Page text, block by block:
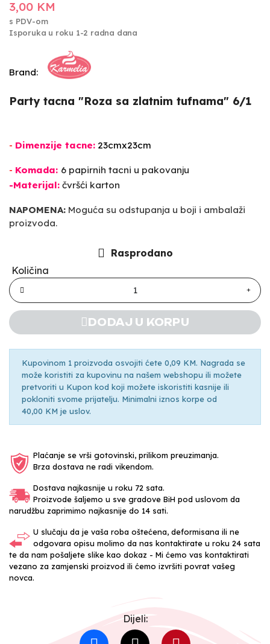
3,00 KM
s PDV-om
Isporuka u roku 1-2 radna dana
Brand:
Party tacna "Roza sa zlatnim tufnama" 6/1
- Dimenzije tacne: 23cmx23cm
- Komada: 6 papirnih tacni u pakovanju
-Materijal: čvršći karton
NAPOMENA: Moguća su odstupanja u boji i ambalaži
proizvoda.
Rasprodano
Količina
DODAJ U KORPU
Kupovinom 1 proizvoda osvojiti ćete 0,09 KM. Nagrada se
može koristiti za kupovinu na našem webshopu ili možete
pretvoriti u Kupon kod koji možete iskoristiti kasnije ili
pokloniti svome prijatelju. Minimalni iznos korpe od
40,00 KM je uslov.
Plaćanje se vrši gotovinski, prilikom preuzimanja.
Brza dostava ne radi vikendom.
Dostava najkasnije u roku 72 sata.
Proizvode šaljemo u sve gradove BiH pod uslovom da
narudžbu zaprimimo najkasnije do 14 sati.
U slučaju da je vaša roba oštećena, deformisana ili ne
odgovara opisu molimo da nas kontaktirate u roku 24 sata
te da nam pošaljete slike kao dokaz - Mi ćemo vas kontaktirati
vezano za zamjenski proizvod ili ćemo izvršiti povrat vašeg
novca.
Dijeli: